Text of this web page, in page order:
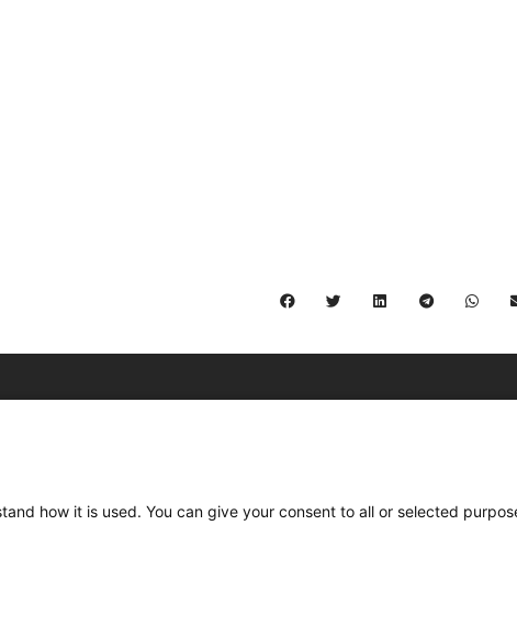
how it is used. You can give your consent to all or selected